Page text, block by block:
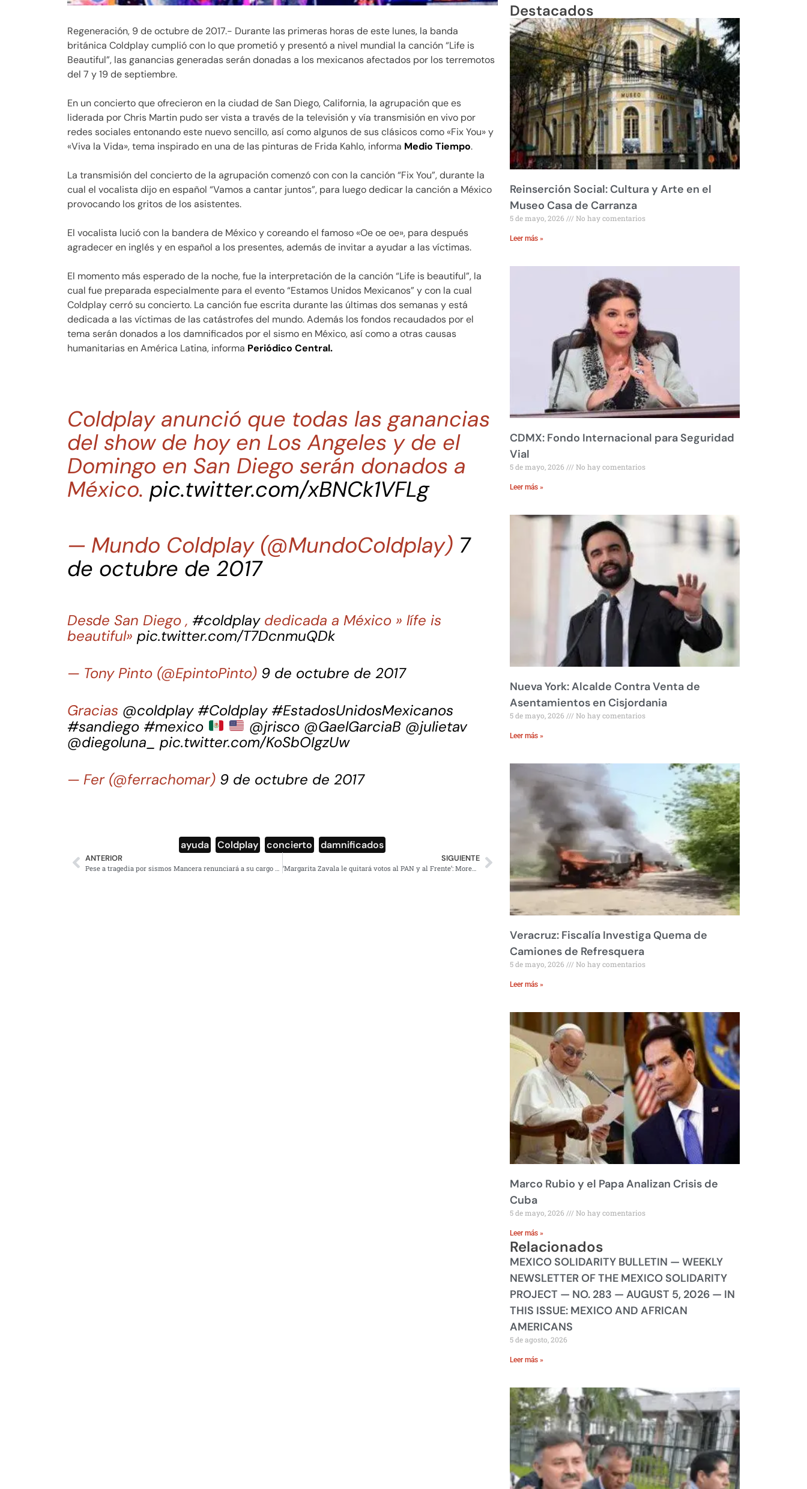
Regeneración, 9 de octubre de 2017.- Durante las primeras horas de este lunes, la banda
británica Coldplay cumplió con lo que prometió y presentó a nivel mundial la canción “Life is
Beautiful”, las ganancias generadas serán donadas a los mexicanos afectados por los terremotos
del 7 y 19 de septiembre.
En un concierto que ofrecieron en la ciudad de San Diego, California, la agrupación que es
liderada por Chris Martin pudo ser vista a través de la televisión y vía transmisión en vivo por
redes sociales entonando este nuevo sencillo, así como algunos de sus clásicos como «Fix You» y
«Viva la Vida», tema inspirado en una de las pinturas de Frida Kahlo, informa Medio Tiempo.
La transmisión del concierto de la agrupación comenzó con con la canción “Fix You”, durante la
cual el vocalista dijo en español “Vamos a cantar juntos”, para luego dedicar la canción a México
provocando los gritos de los asistentes.
El vocalista lució con la bandera de México y coreando el famoso «Oe oe oe», para después
agradecer en inglés y en español a los presentes, además de invitar a ayudar a las víctimas.
El momento más esperado de la noche, fue la interpretación de la canción “Life is beautiful”, la
cual fue preparada especialmente para el evento “Estamos Unidos Mexicanos” y con la cual
Coldplay cerró su concierto. La canción fue escrita durante las últimas dos semanas y está
dedicada a las víctimas de las catástrofes del mundo. Además los fondos recaudados por el
tema serán donados a los damnificados por el sismo en México, así como a otras causas
humanitarias en América Latina, informa Periódico Central.
Coldplay anunció que todas las ganancias
del show de hoy en Los Angeles y de el
Domingo en San Diego serán donados a
México. pic.twitter.com/xBNCk1VFLg
— Mundo Coldplay (@MundoColdplay) 7
de octubre de 2017
Desde San Diego , #coldplaydedicada a México » lífe is
beautiful» pic.twitter.com/T7DcnmuQDk
— Tony Pinto (@EpintoPinto) 9 de octubre de 2017
Gracias @coldplay #Coldplay #EstadosUnidosMexicanos
#sandiego #mexico @jrisco @GaelGarciaB @julietav
@diegoluna_
pic.twitter.com/KoSbOIgzUw
— Fer (@ferrachomar) 9 de octubre de 2017
ayuda Coldplay concierto damnificados
ANTERIOR SIGUIENTE
‘Margarita Zavala le quitará votos al PAN y al Frente’: Moreno Valle
Destacados
Reinserción Social: Cultura y Arte en el
Museo Casa de Carranza
5 de mayo, 2026 No hay comentarios
Leer más »
CDMX: Fondo Internacional para Seguridad
Vial
5 de mayo, 2026 No hay comentarios
Leer más »
Nueva York: Alcalde Contra Venta de
Asentamientos en Cisjordania
5 de mayo, 2026 No hay comentarios
Leer más »
Veracruz: Fiscalía Investiga Quema de
Camiones de Refresquera
5 de mayo, 2026 No hay comentarios
Leer más »
Marco Rubio y el Papa Analizan Crisis de
Cuba
5 de mayo, 2026 No hay comentarios
Leer más »
Relacionados
MEXICO SOLIDARITY BULLETIN — WEEKLY
NEWSLETTER OF THE MEXICO SOLIDARITY
PROJECT — NO. 283 — AUGUST 5, 2026 — IN
THIS ISSUE: MEXICO AND AFRICAN
AMERICANS
5 de agosto, 2026
Leer más »